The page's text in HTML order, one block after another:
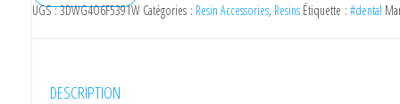
UGS :3DWG4O6F5391W Catégories : Resin Accessories, Resins Étiquette : #dental
DESCRIPTION